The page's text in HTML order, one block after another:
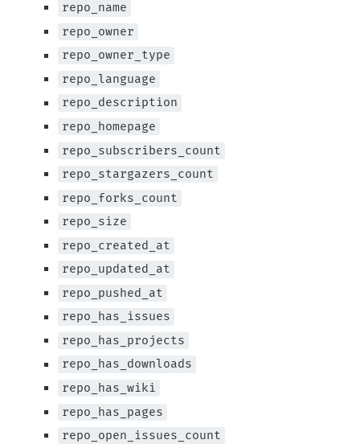
repo_name
repo_owner
repo_owner_type
repo_language
repo_description
repo_homepage
repo_subscribers_count
repo_stargazers_count
repo_forks_count
repo_size
repo_created_at
repo_updated_at
repo_pushed_at
repo_has_issues
repo_has_projects
repo_has_downloads
repo_has_wiki
repo_has_pages
repo_open_issues_count